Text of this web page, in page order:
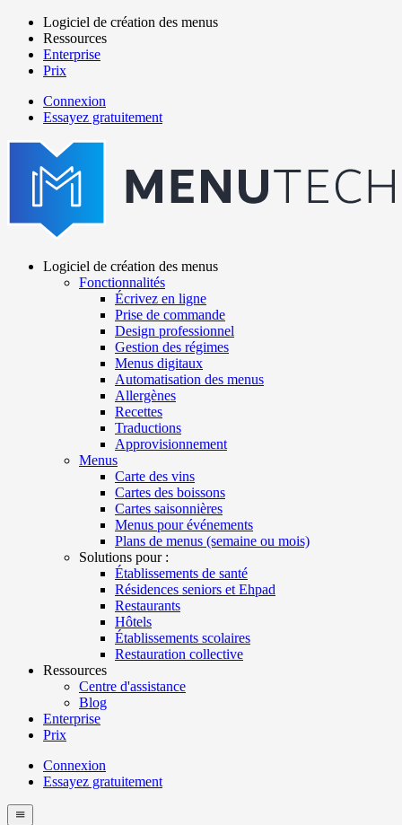
Aller
contenu
principal
Main
navigation
Logiciel de création des menus
Ressources
Enterprise
Prix
menutech
navigation
Connexion
Essayez gratuitement
navigation
Logiciel de création des menus
Fonctionnalités
Écrivez en ligne
Prise de commande
Design professionnel
Gestion des régimes
Menus digitaux
Automatisation des menus
Allergènes
Recettes
Traductions
Approvisionnement
Menus
Carte des vins
Cartes des boissons
Cartes saisonnières
Menus pour événements
Plans de menus (semaine ou mois)
Solutions pour :
Établissements de santé
Résidences seniors et Ehpad
Restaurants
Hôtels
Établissements scolaires
Restauration collective
Ressources
Centre d'assistance
Blog
Enterprise
Prix
Menutech
navigation
Connexion
Essayez gratuitement
menu